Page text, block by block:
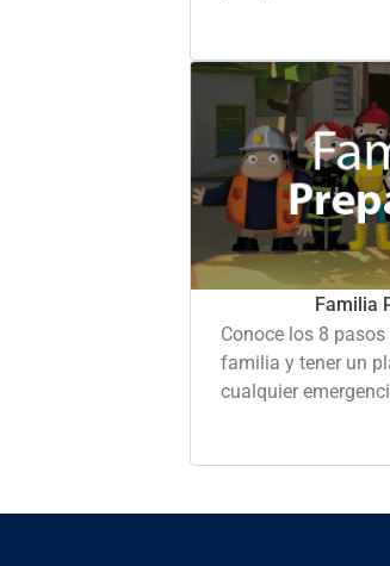
Familia
Conoce los 8
familia y tener un
cualquier